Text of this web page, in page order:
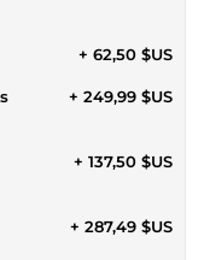
+ 62,50 $US
+ 249,99 $US
+ 137,50 $US
+ 287,49 $US